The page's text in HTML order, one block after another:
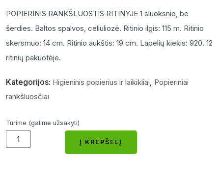
POPIERINIS RANKŠLUOSTIS RITINYJE 1 sluoksnio, be
šerdies. Baltos spalvos, celiuliozė. Ritinio ilgis: 115 m. Ritinio
skersmuo: 14 cm. Ritinio aukštis: 19 cm. Lapelių kiekis: 920. 12
ritinių pakuotėje.
Kategorijos: Higieninis popierius ir laikikliai, Popieriniai
rankšluosčiai
Turime (galime užsakyti)
POPIERINIS
Į KREPŠELĮ